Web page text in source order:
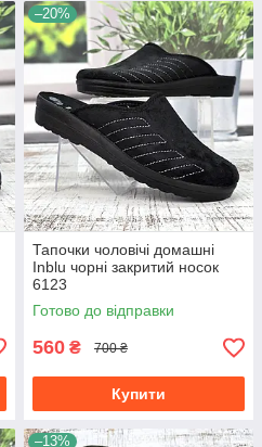
–20%
Тапочки чоловічі домашні
Inblu чорні закритий носок
6123
Готово до відправки
560 ₴ 700 ₴
Купити
–13%